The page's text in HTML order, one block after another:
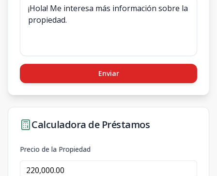
Enviar
Calculadora de Préstamos
Precio de la Propiedad